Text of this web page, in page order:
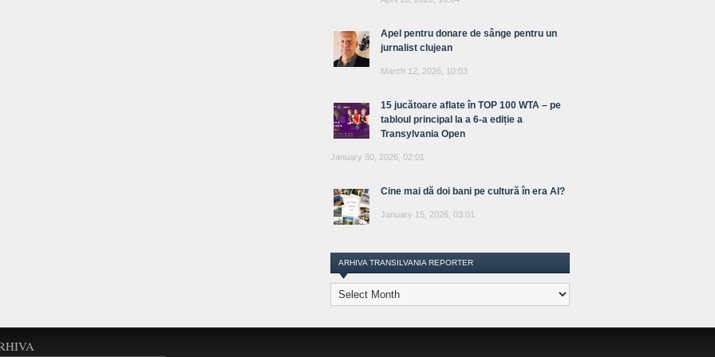
Apel pentru donare de sânge pentru un
jurnalist clujean
March 12, 2026, 10:03
15 jucătoare aflate în TOP 100 WTA – pe
tabloul principal la a 6-a ediție a
Transylvania Open
January 30, 2026, 02:01
Cine mai dă doi bani pe cultură în era AI?
January 15, 2026, 03:01
ARHIVA TRANSILVANIA REPORTER
Arhiva
Transilvania